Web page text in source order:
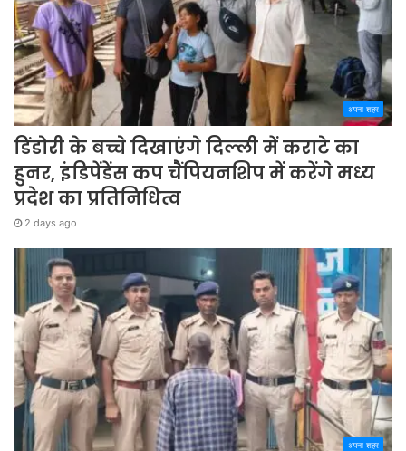
अपना शहर
डिंडोरी के बच्चे दिखाएंगे दिल्ली में कराटे का
हुनर, इंडिपेंडेंस कप चैंपियनशिप में करेंगे मध्य
प्रदेश का प्रतिनिधित्व
2 days ago
अपना शहर